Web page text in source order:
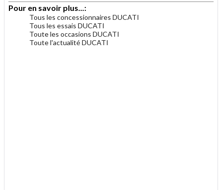
Pour en savoir plus...:
Tous les concessionnaires DUCATI
Tous les essais DUCATI
Toute les occasions DUCATI
Toute l'actualité DUCATI